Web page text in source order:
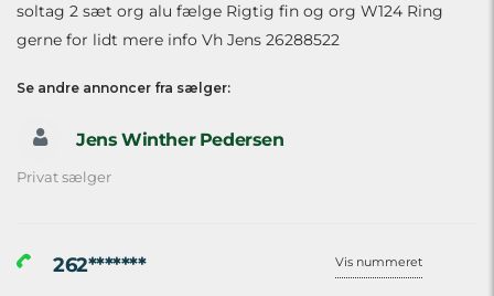
soltag 2 sæt org alu fælge Rigtig fin og org W124 Ring
gerne for lidt mere info Vh Jens 26288522
Se andre annoncer fra sælger:
Jens Winther Pedersen
Privat sælger
262******* Vis nummeret